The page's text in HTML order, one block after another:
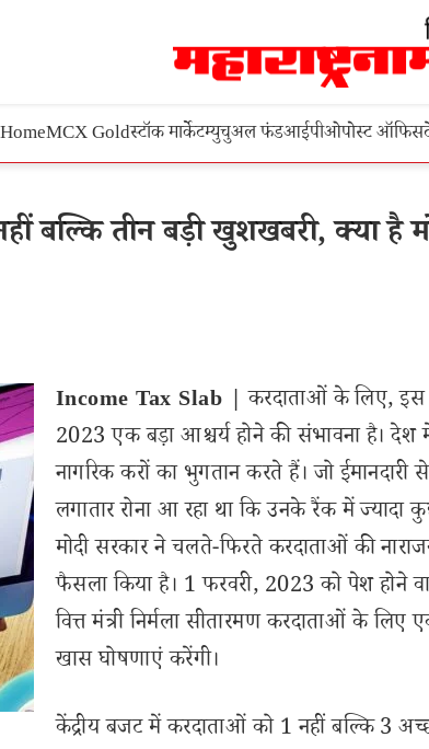
HomeMCX Goldस्टॉक मार्केटम्युचुअल फंडआईपीओपोस्ट ऑफिस
तीन बड़ी खुशखबरी, क्या है
Income Tax Slab | करदाताओं के लिए, इस
2023 एक बड़ा आश्चर्य होने की संभावना है।
नागरिक करों का भुगतान करते हैं। जो ईमानदारी
लगातार रोना आ रहा था कि उनके रैंक में ज्यादा
मोदी सरकार ने चलते-फिरते करदाताओं की
फैसला किया है। 1 फरवरी, 2023 को पेश होने
वित्त मंत्री निर्मला सीतारमण करदाताओं के लिए
खास घोषणाएं करेंगी।
केंद्रीय बजट में करदाताओं को 1 नहीं बल्कि 3